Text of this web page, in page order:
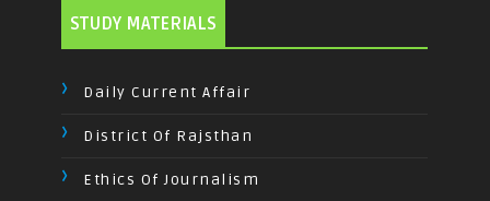
STUDY MATERIALS
Daily Current Affair
District Of Rajsthan
Ethics Of Journalism